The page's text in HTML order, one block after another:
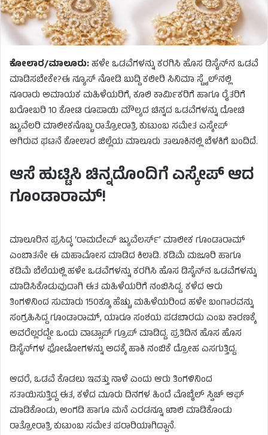
ಕೋಲಾರ/ಮಾಲೂರು:ಹಳೇ ಒಡವೆಗಳನ್ನು ಕರಗಿಸಿ ಹೊಸ ಡಿಸೈನ್‌ನ ಒಡವೆ
ಮಾಡಿಸಬೇಕೇ?ಈ ನ್ಯೂಸ್ ನೋಡಿ ಬುದ್ದಿ ಕಲೀರಿ ಸಿನಿಮಾ ಸ್ಟೈಲ್‌ನಲ್ಲಿ
ನೂರಾರು ಅಮಾಯಕ ಮಹಿಳೆಯರಿಗೆ, ಕೂಲಿ ಕಾರ್ಮಿಕರಿಗೆ ಹಾಗೂ ರೈತರಿಗೆ
ಬರೋಬರಿ 10 ಕೋಟಿ ರೂಪಾಯಿ ಮೌಲ್ಯದ ಚಿನ್ನದ ಒಡವೆಗಳನ್ನು ದೋಚಿ
ಜ್ಯುವೆಲರಿ ಮಾಲೀಕನೊಬ್ಬ ರಾತ್ರೋರಾತ್ರಿ ಕುಟುಂಬ ಸಮೇತ ಎಸ್ಕೇಪ್
ಆಗಿರುವ ಘಟನೆ ಕೋಲಾರ ಜಿಲ್ಲೆಯ ಮಾಲೂರು ತಾಲೂಕಿನಲ್ಲಿ ಬೆಳಕಿಗೆ ಬಂದಿದೆ.
ಆಸೆ ಹುಟ್ಟಿಸಿ ಚಿನ್ನದೊಂದಿಗೆ ಎಸ್ಕೇಪ್ ಆದ
ಗೂಂಡಾರಾಮ್!
ಮಾಲೂರಿನ ಪ್ರಸಿದ್ಧ ‘ರಾಮದೇವ್ ಜ್ಯುವೆಲರ್ಸ್’ ಮಾಲೀಕ ಗೂಂಡಾರಾಮ್
ಎಂಬಾತನೇ ಈ ಮಹಾಮೋಸ ಮಾಡಿದ ಕಿಲಾಡಿ. ಕಡಿಮೆ ಮಜೂರಿ ಹಾಗೂ
ಕಡಿಮೆ ಬೆಲೆಯಲ್ಲಿ ಹಳೇ ಒಡವೆಗಳನ್ನು ಕರಗಿಸಿ ಹೊಸ ಡಿಸೈನ್‌ನ ಒಡವೆಗಳನ್ನು
ಮಾಡಿಸಿಕೊಡುವುದಾಗಿ ಈತ ಮಹಿಳೆಯರಿಗೆ ನಂಬಿಸಿದ್ದ. ಕಳೆದ ಆರು
ತಿಂಗಳಿನಿಂದ ಸುಮಾರು 150ಕ್ಕೂ ಹೆಚ್ಚು ಮಹಿಳೆಯರಿಂದ ಹಳೇ ಬಂಗಾರವನ್ನು
ಸಂಗ್ರಹಿಸಿದ್ದ ಗೂಂಡಾರಾಮ್, ಯಾರೂ ಸಂಶಯ ಪಡಬಾರದು ಎಂಬ ಕಾರಣಕ್ಕೆ
ಅವರೆಲ್ಲರದ್ದೇ ಒಂದು ವಾಟ್ಸಾಪ್ ಗ್ರೂಪ್ ಮಾಡಿದ್ದ. ಪ್ರತಿದಿನ ಹೊಸ ಹೊಸ
ಡಿಸೈನ್‌ಗಳ ಫೋಟೋಗಳನ್ನು ಅದಕ್ಕೆ ಹಾಕಿ ನಂಬಿಕೆ ದ್ರೋಹ ಎಸಗುತ್ತಿದ್ದ.
ಆದರೆ, ಒಡವೆ ಕೊಡಲು ಇವತ್ತು ನಾಳೆ ಎಂದು ಆರು ತಿಂಗಳಿನಿಂದ
ಸತಾಯಿಸುತ್ತಿದ್ದ ಈತ, ಕಳೆದ ಮೂರು ದಿನಗಳ ಹಿಂದೆ ಮೊಬೈಲ್ ಸ್ವಿಚ್ ಆಫ್
ಮಾಡಿಕೊಂಡು, ಅಂಗಡಿ ಹಾಗೂ ಮನೆ ಎರಡನ್ನೂ ಖಾಲಿ ಮಾಡಿಕೊಂಡು
ರಾತ್ರೋರಾತ್ರಿ ಕುಟುಂಬ ಸಮೇತ ಪರಾರಿಯಾಗಿದ್ದಾನೆ.